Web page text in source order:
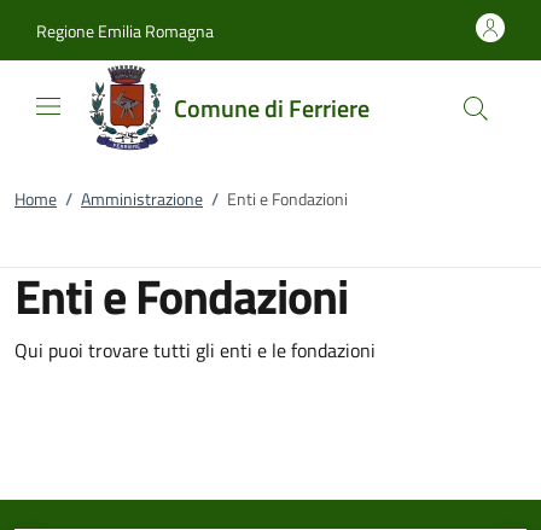
Regione Emilia Romagna
Comune di Ferriere
Home / Amministrazione / Enti e Fondazioni
Enti e Fondazioni
Qui puoi trovare tutti gli enti e le fondazioni